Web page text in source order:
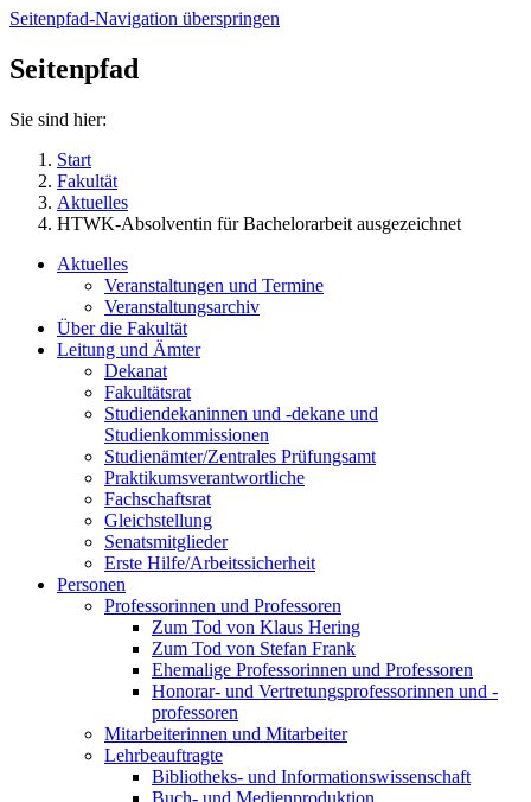
Seitenpfad-Navigation überspringen
Seitenpfad
Sie sind hier:
Start
Fakultät
Aktuelles
HTWK-Absolventin für Bachelorarbeit ausgezeichnet
Aktuelles
Veranstaltungen und Termine
Veranstaltungsarchiv
Über die Fakultät
Leitung und Ämter
Dekanat
Fakultätsrat
Studiendekaninnen und -dekane und
Studienkommissionen
Studienämter/Zentrales Prüfungsamt
Praktikumsverantwortliche
Fachschaftsrat
Gleichstellung
Senatsmitglieder
Erste Hilfe/Arbeitssicherheit
Personen
Professorinnen und Professoren
Zum Tod von Klaus Hering
Zum Tod von Stefan Frank
Ehemalige Professorinnen und Professoren
Honorar- und Vertretungsprofessorinnen und -
professoren
Mitarbeiterinnen und Mitarbeiter
Lehrbeauftragte
Bibliotheks- und Informationswissenschaft
Buch- und Medienproduktion